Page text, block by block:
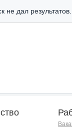
не дал результатов.